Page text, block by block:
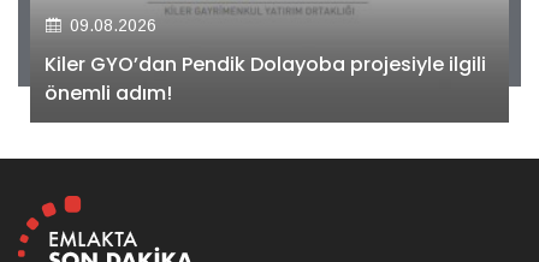
09.08.2026
Kiler GYO’dan Pendik Dolayoba projesiyle ilgili
önemli adım!